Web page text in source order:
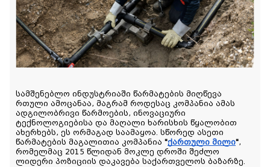
სამშენებლო ინდუსტრიაში წარმატების მიღწევა
რთული ამოცანაა, მაგრამ როდესაც კომპანია ამას
ადგილობრივი წარმოების, ინოვაციური
ტექნოლოგიებისა და მაღალი ხარისხის წყალობით
ახერხებს, ეს ორმაგად საამაყოა. სწორედ ასეთი
წარმატების მაგალითია კომპანია "ქართული მილი",
რომელმაც 2015 წლიდან მოკლე დროში შეძლო
ლიდერი პოზიციის დაკავება საქართველოს ბაზარზე.